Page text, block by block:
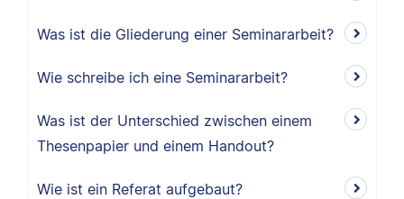
Was ist die Gliederung einer Seminararbeit?
Wie schreibe ich eine Seminararbeit?
Was ist der Unterschied zwischen einem
Thesenpapier und einem Handout?
Wie ist ein Referat aufgebaut?